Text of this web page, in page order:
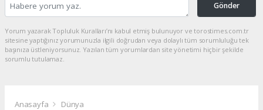
Gönder
Yorum yazarak Topluluk Kuralları’nı kabul etmiş bulunuyor ve torostimes.com.tr
sitesine yaptığınız yorumunuzla ilgili doğrudan veya dolaylı tüm sorumluluğu tek
başınıza üstleniyorsunuz. Yazılan tüm yorumlardan site yönetimi hiçbir şekilde
sorumlu tutulamaz.
Anasayfa Dünya